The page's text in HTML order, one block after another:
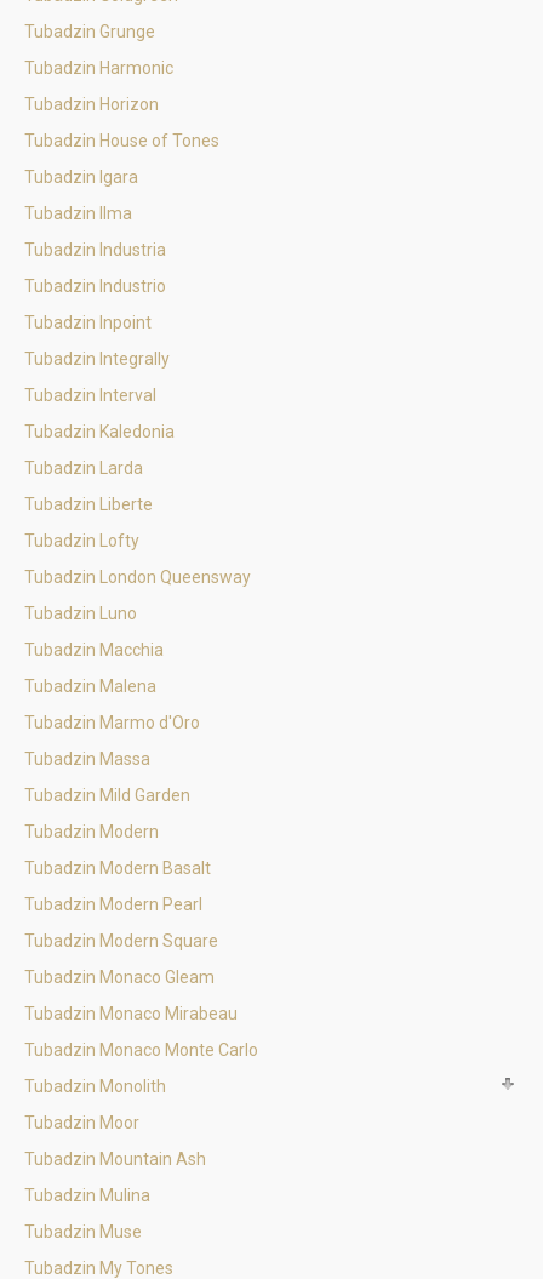
Tubadzin Grunge
Tubadzin Harmonic
Tubadzin Horizon
Tubadzin House of Tones
Tubadzin Igara
Tubadzin Ilma
Tubadzin Industria
Tubadzin Industrio
Tubadzin Inpoint
Tubadzin Integrally
Tubadzin Interval
Tubadzin Kaledonia
Tubadzin Larda
Tubadzin Liberte
Tubadzin Lofty
Tubadzin London Queensway
Tubadzin Luno
Tubadzin Macchia
Tubadzin Malena
Tubadzin Marmo d'Oro
Tubadzin Massa
Tubadzin Mild Garden
Tubadzin Modern
Tubadzin Modern Basalt
Tubadzin Modern Pearl
Tubadzin Modern Square
Tubadzin Monaco Gleam
Tubadzin Monaco Mirabeau
Tubadzin Monaco Monte Carlo
Tubadzin Monolith
Tubadzin Moor
Tubadzin Mountain Ash
Tubadzin Mulina
Tubadzin Muse
Tubadzin My Tones